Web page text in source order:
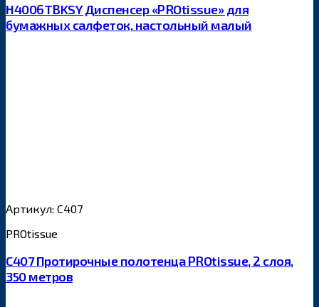
H4006TBKSY Диспенсер «PROtissue» для
бумажных салфеток, настольный малый
Артикул: С407
PROtissue
С407 Протирочные полотенца PROtissue, 2 слоя,
350 метров